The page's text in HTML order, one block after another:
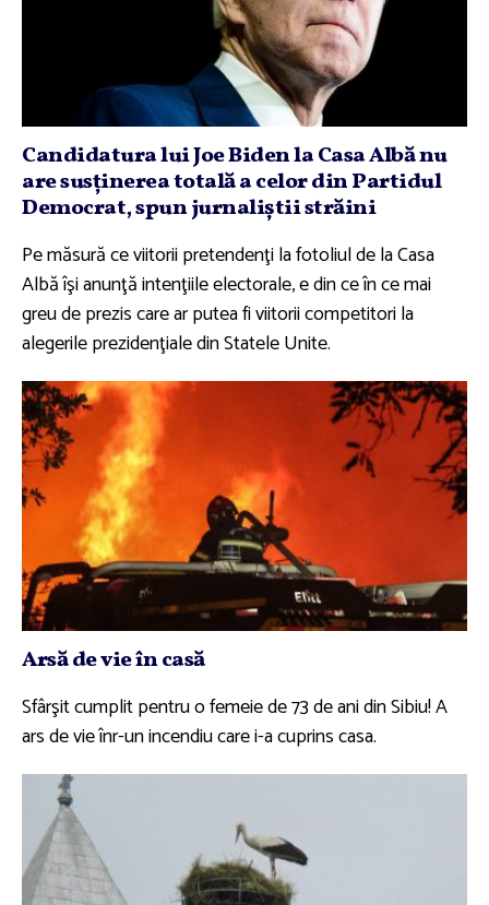
Candidatura lui Joe Biden la Casa Albă nu
are susţinerea totală a celor din Partidul
Democrat, spun jurnaliştii străini
Pe măsură ce viitorii pretendenţi la fotoliul de la Casa
Albă îşi anunţă intenţiile electorale, e din ce în ce mai
greu de prezis care ar putea fi viitorii competitori la
alegerile prezidenţiale din Statele Unite.
Arsă de vie în casă
Sfârşit cumplit pentru o femeie de 73 de ani din Sibiu! A
ars de vie înr-un incendiu care i-a cuprins casa.